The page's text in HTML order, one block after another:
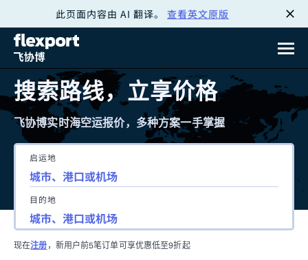
此页面内容由 AI 翻译。 查看英文原版
搜索路线，立享价格
飞协博实时海空运报价，多种方案一手掌握
启运地
目的地
现在注册 ，新用户前5笔订单可享优惠低至9折起